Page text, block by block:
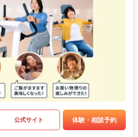
公式サイト 体験・相談予約